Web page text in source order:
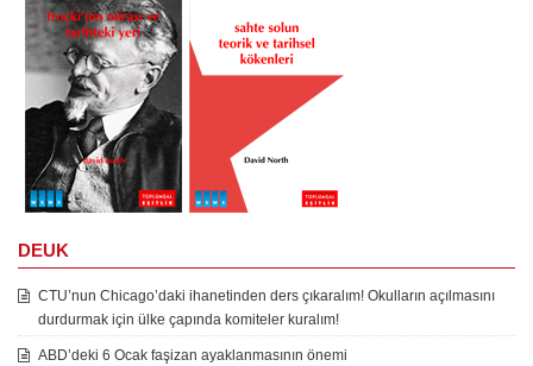
DEUK
CTU’nun Chicago’daki ihanetinden ders çıkaralım! Okulların açılmasını
durdurmak için ülke çapında komiteler kuralım!
ABD’deki 6 Ocak faşizan ayaklanmasının önemi